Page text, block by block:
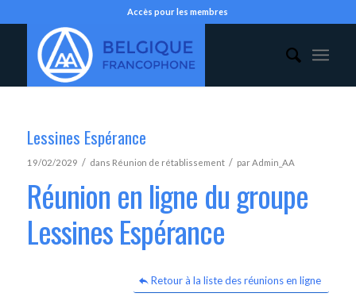
Accès pour les membres
Lessines Espérance
19/02/2029 / dans Réunion de rétablissement / parAdmin_AA
Réunion en ligne du groupe
Lessines Espérance
Retour à la liste des réunions en ligne